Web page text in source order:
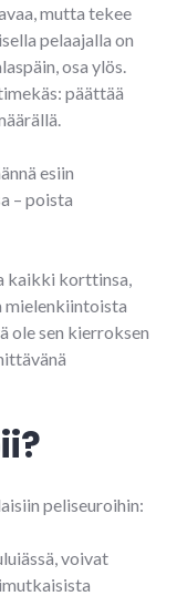
mutta tekee
pelaajalla on
osa ylös.
päättää
esiin
– poista
kaikki korttinsa,
mielenkiintoista
ole sen kierroksen
peliseuroihin:
voivat